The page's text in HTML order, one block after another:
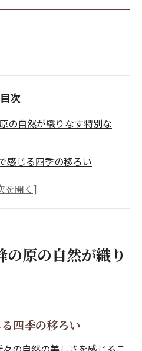
目次
の自然が織りなす特別な
感じる四季の移ろい
ナセッションの魅力
る峰の原での至福の時間
サウナ体験を引き立てる
が体に与える影響
原の自然が織り
四季の移ろい